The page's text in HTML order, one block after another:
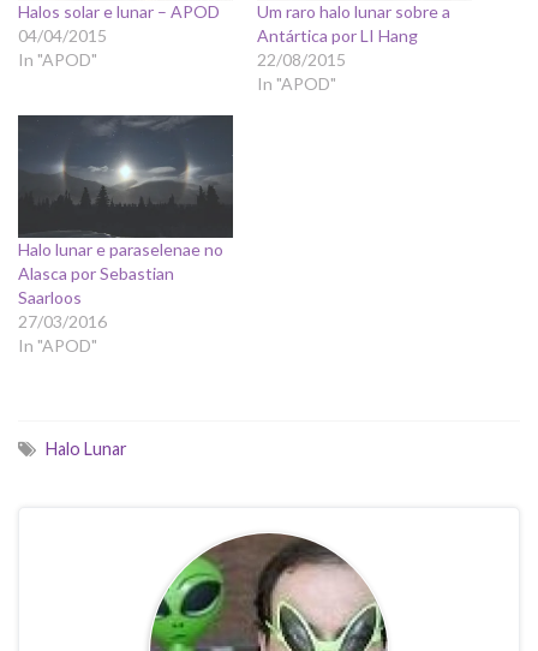
Halos solar e lunar – APOD
04/04/2015
In "APOD"
Um raro halo lunar sobre a
Antártica por LI Hang
22/08/2015
In "APOD"
Halo lunar e paraselenae no
Alasca por Sebastian
Saarloos
27/03/2016
In "APOD"
Halo Lunar